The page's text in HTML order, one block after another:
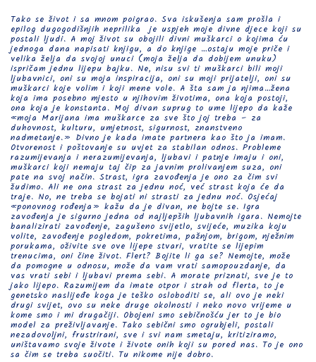
Tako se život i sa mnom poigrao. Sva iskušenja sam prošla i
epilog dugogodišnjih neprilika je uspjeh moje divne djece koji su
postali ljudi. A moj život su obojili divni muškarci o kojima ću
jednoga dana napisati knjigu, a do knjige …ostaju moje priče i
velika želja da svojoj unuci (moja želja da dobijem unuku)
ispričam jednu lijepu bajku. Ne, nisu svi ti muškarci bili moji
ljubavnici, oni su moja inspiracija, oni su moji prijatelji, oni su
muškarci koje volim i koji mene vole. A šta sam ja njima…žena
koja ima posebno mjesto u njihovim životima, ona koja postoji,
ona koja je konstanta. Moj divan suprug to ume lijepo da kaže
«moja Marijana ima muškarce za sve što joj treba – za
duhovnost, kulturu, umjetnost, sigurnost, znanstveno
nadmetanje.» Divno je kada imate partnera kao što ja imam.
Otvorenost i poštovanje su uvjet za stabilan odnos. Probleme
razumijevanja i nerazumijevanja, ljubavi i patnje imaju i oni,
muškarci koji nemaju taj čip za javnim prolivanjem suza, oni
pate na svoj način. Strast, igra zavođenja je ono za čim svi
žudimo. Ali ne ona strast za jednu noć, već strast koja će da
traje. No, ne treba se bojati ni strasti za jednu noć. Osjećaj
«ponovnog rođenja» kažu da je divan, ne bojte se. Igra
zavođenja je sigurno jedna od najljepših ljubavnih igara. Nemojte
banalizirati zavođenje, zagušeno svijetlo, svijeće, muzika koju
volite, zavođenje pogledom, pokretima, pažnjom, brigom, nježnim
porukama, oživite sve ove lijepe stvari, vratite se lijepim
trenucima, oni čine život. Flert? Bojite li ga se? Nemojte, može
da pomogne u odnosu, može da vam vrati samopouzdanje, da
vas vrati sebi i ljubavi prema sebi. A morate priznati, sve je to
jako lijepo. Razumijem da imate otpor i strah od flerta, to je
genetsko naslijeđe koga je teško osloboditi se, ali ovo je neki
drugi svijet, ovo su neke druge okolnosti i neko novo vrijeme u
kome smo i mi drugačiji. Obojeni smo sebičnošću jer to je bio
model za preživljavanje. Tako sebični smo ogrubjeli, postali
nezadovoljni, frustrirani, sve i svi nam smetaju, kritiziramo,
uništavamo svoje živote i živote onih koji su pored nas. To je ono
sa čim se treba suočiti. Tu nikome nije dobro.